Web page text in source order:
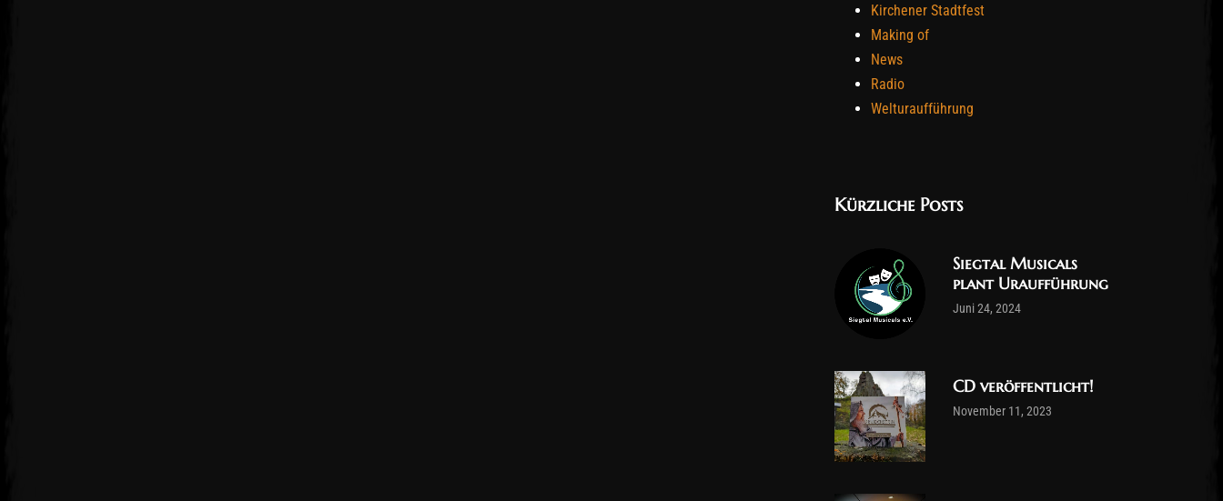
Kirchener Stadtfest
Making of
News
Radio
Welturaufführung
Kürzliche Posts
Siegtal Musicals
plant Uraufführung
Juni 24, 2024
CD veröffentlicht!
November 11, 2023